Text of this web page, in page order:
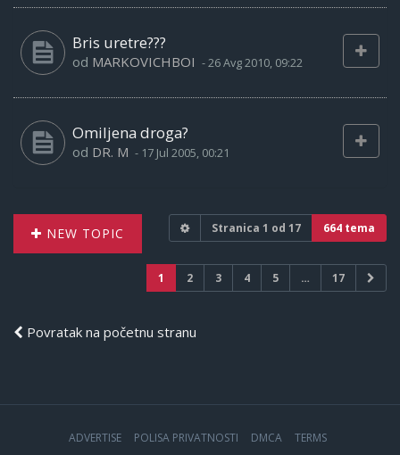
Bris uretre???
od MARKOVICHBOI -26 Avg 2010, 09:22
Omiljena droga?
od DR. M - 17 Jul 2005, 00:21
NEW TOPIC Stranica 1 od 17 664 tema
1 2 3 4 5 … 17
Povratak na početnu stranu
ADVERTISE POLISA PRIVATNOSTI DMCA TERMS